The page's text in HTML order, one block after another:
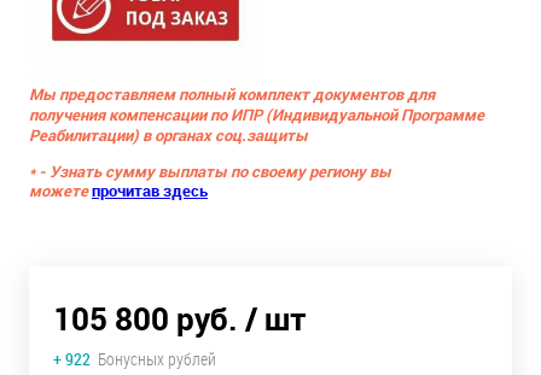
Мы предоставляем полный комплект документов для
получения компенсации по ИПР (Индивидуальной Программе
Реабилитации) в органах соц.защиты
* - Узнать сумму выплаты по своему региону вы
можетепрочитав здесь
105 800 руб. / шт
+ 922 Бонусных рублей